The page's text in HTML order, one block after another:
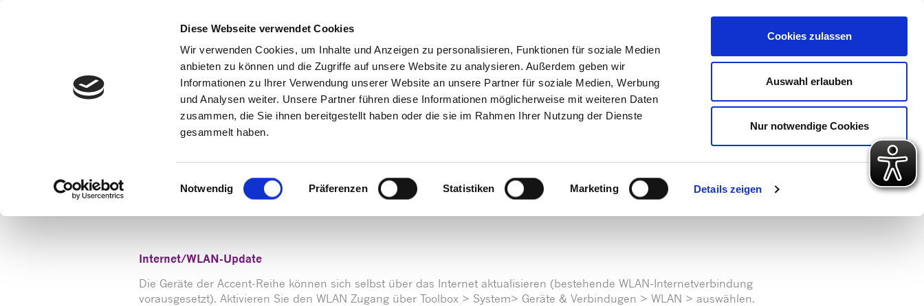
Diese Webseite verwendet Cookies
Wir verwenden Cookies, um Inhalte und Anzeigen zu personalisieren, Funktionen für soziale Medien
anbieten zu können und die Zugriffe auf unsere Website zu analysieren. Außerdem geben wir
Informationen zu Ihrer Verwendung unserer Website an unsere Partner für soziale Medien, Werbung
und Analysen weiter. Unsere Partner führen diese Informationen möglicherweise mit weiteren Daten
zusammen, die Sie ihnen bereitgestellt haben oder die sie im Rahmen Ihrer Nutzung der Dienste
gesammelt haben.
Einwilligungsauswahl
Notwendig Präferenzen Statistiken Marketing Details zeigen
Cookies zulassen
Auswahl erlauben
Nur notwendige Cookies
Afont
AReset
font
size.
AIncrease
font
size.
Produkte/Shop Downloads Service Praxistipps Gute Gründe Über uns
Accent Update Empower
Internet/WLAN-Update
Die Geräte der Accent-Reihe können sich selbst über das Internet aktualisieren (bestehende WLAN-Internetverbindung
vorausgesetzt). Aktivieren Sie den WLAN Zugang über Toolbox > System> Geräte & Verbindugen > WLAN > auswählen.